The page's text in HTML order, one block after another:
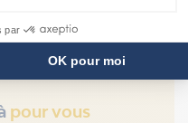
pour vous